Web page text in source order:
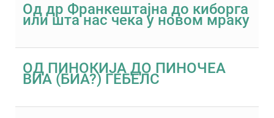
Од др Франкештајна до киборга
или шта нас чека у новом мраку
ОД ПИНОКИЈА ДО ПИНОЧЕА
ВИА (БИА?) ГЕБЕЛС